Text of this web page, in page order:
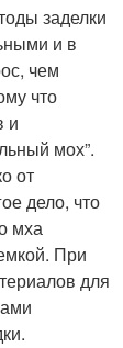
заделки
и в
чем
что
и
мох”.
от
дело, что
мха
При
для